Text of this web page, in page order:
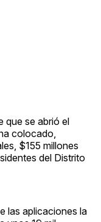
que se abrió el
colocado,
$155 millones
del Distrito
las aplicaciones la